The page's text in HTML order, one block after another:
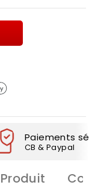
Paiements
CB & Paypal